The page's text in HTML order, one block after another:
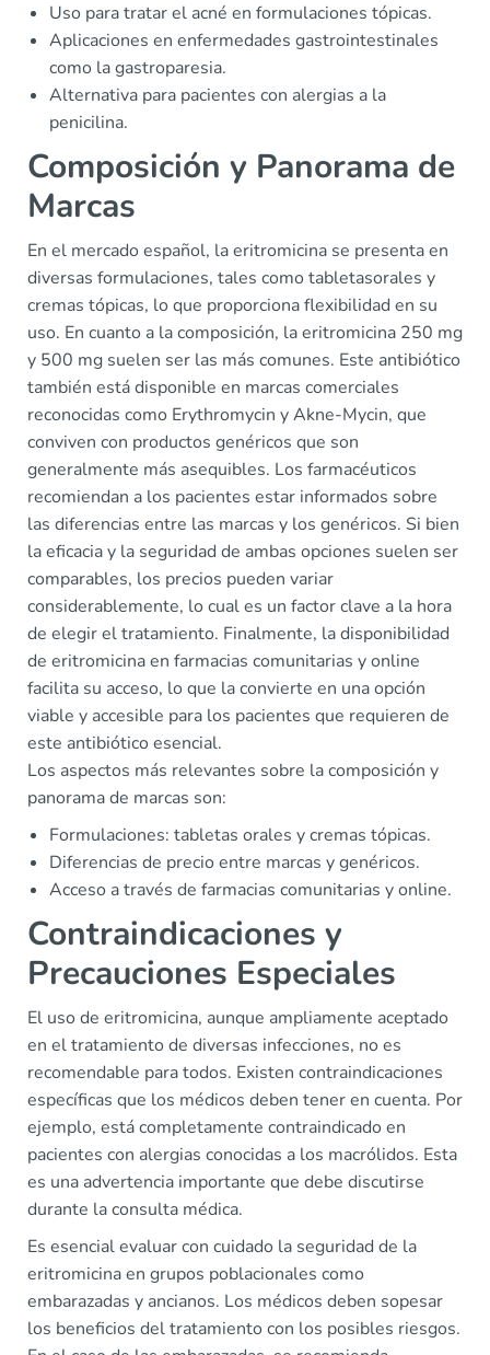
Uso para tratar el acné en formulaciones tópicas.
Aplicaciones en enfermedades gastrointestinales
como la gastroparesia.
Alternativa para pacientes con alergias a la
penicilina.
Composición y Panorama de
Marcas
En el mercado español, la eritromicina se presenta en
diversas formulaciones, tales como tabletasorales y
cremas tópicas, lo que proporciona flexibilidad en su
uso. En cuanto a la composición, la eritromicina 250 mg
y 500 mg suelen ser las más comunes. Este antibiótico
también está disponible en marcas comerciales
reconocidas como Erythromycin y Akne-Mycin, que
conviven con productos genéricos que son
generalmente más asequibles. Los farmacéuticos
recomiendan a los pacientes estar informados sobre
las diferencias entre las marcas y los genéricos. Si bien
la eficacia y la seguridad de ambas opciones suelen ser
comparables, los precios pueden variar
considerablemente, lo cual es un factor clave a la hora
de elegir el tratamiento. Finalmente, la disponibilidad
de eritromicina en farmacias comunitarias y online
facilita su acceso, lo que la convierte en una opción
viable y accesible para los pacientes que requieren de
este antibiótico esencial.
Los aspectos más relevantes sobre la composición y
panorama de marcas son:
Formulaciones: tabletas orales y cremas tópicas.
Diferencias de precio entre marcas y genéricos.
Acceso a través de farmacias comunitarias y online.
Contraindicaciones y
Precauciones Especiales
El uso de eritromicina, aunque ampliamente aceptado
en el tratamiento de diversas infecciones, no es
recomendable para todos. Existen contraindicaciones
específicas que los médicos deben tener en cuenta. Por
ejemplo, está completamente contraindicado en
pacientes con alergias conocidas a los macrólidos. Esta
es una advertencia importante que debe discutirse
durante la consulta médica.
Es esencial evaluar con cuidado la seguridad de la
eritromicina en grupos poblacionales como
embarazadas y ancianos. Los médicos deben sopesar
los beneficios del tratamiento con los posibles riesgos.